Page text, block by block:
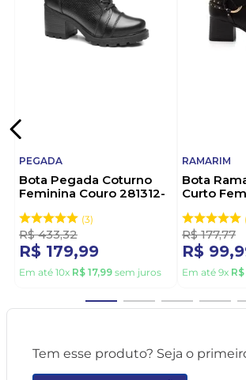
PEGADA
Bota Pegada Coturno
Feminina Couro 281312-
3
R$ 433,32
R$ 179,99
Em até 10x R$ 17,99 sem juros
RAMARIM
Bota
Curto
R$ 177,77
R$ 99,
Em até 9x R$
Tem esse produto? Seja o